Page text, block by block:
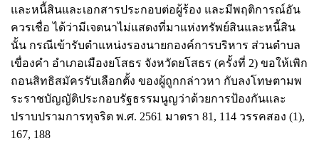
และหนี้สินและเอกสารประกอบต่อผู้ร้อง และมีพฤติการณ์อัน
ควรเชื่อ ได้ว่ามีเจตนาไม่แสดงที่มาแห่งทรัพย์สินและหนี้สิน
นั้น กรณีเข้ารับตําแหน่งรองนายกองค์การบริหาร ส่วนตําบล
เขื่องคํา อําเภอเมืองยโสธร จังหวัดยโสธร (ครั้งที่ 2) ขอให้เพิก
ถอนสิทธิสมัครรับเลือกตั้ง ของผู้ถูกกล่าวหา กับลงโทษตามพ
ระราชบัญญัติประกอบรัฐธรรมนูญว่าด้วยการป้องกันและ
ปราบปรามการทุจริต พ.ศ. 2561 มาตรา 81, 114 วรรคสอง (1),
167, 188